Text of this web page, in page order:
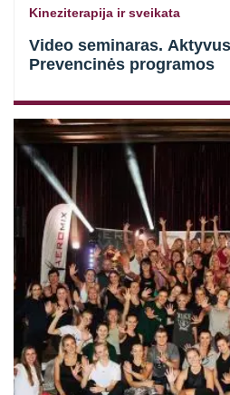
Kineziterapija ir sveikata
Video seminaras.
Prevencinės programos